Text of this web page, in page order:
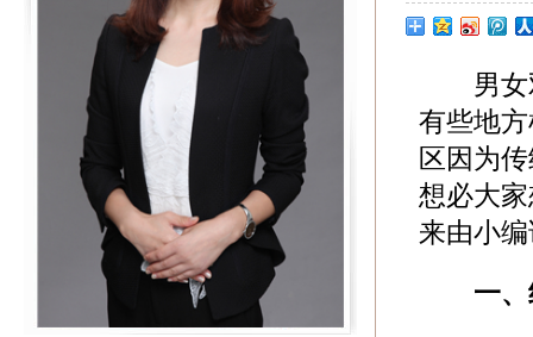
男女双
有些地
区因为
想必大
来由小
一